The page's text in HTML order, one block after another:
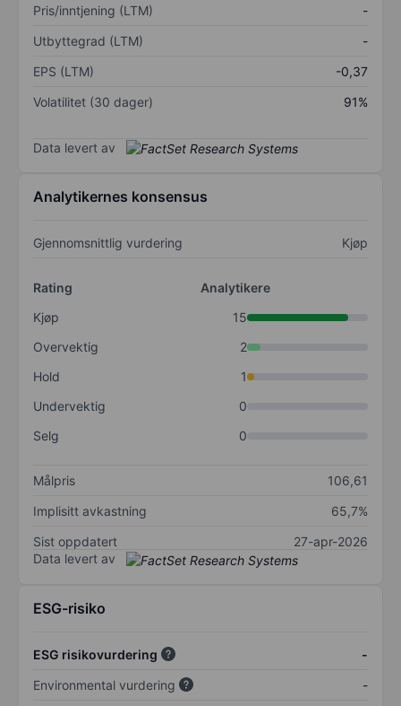
Pris/inntjening (LTM)
-
Utbyttegrad (LTM)
-
EPS (LTM)
-0,37
Volatilitet (30 dager)
91%
Data levert av
Analytikernes konsensus
Gjennomsnittlig vurdering Kjøp
Rating
Analytikere
Kjøp
15
Overvektig
2
Hold
1
Undervektig
0
Selg
0
Målpris
106,61
Implisitt avkastning
65,7%
Sist oppdatert
27-apr-2026
Data levert av
ESG-risiko
ESG risikovurdering
-
Environmental vurdering
-